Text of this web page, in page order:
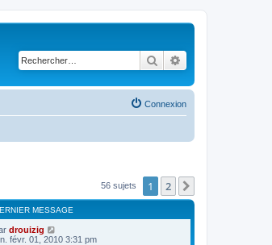
Rechercher
Connexion
56 sujets 1 2
MESSAGE
drouizig
févr. 01, 2010 3:31 pm